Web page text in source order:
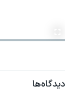
دیدگاه‌ها